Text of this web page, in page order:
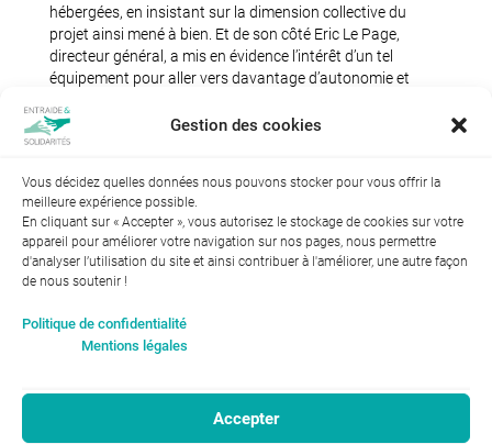
Gestion des cookies
Vous décidez quelles données nous pouvons stocker pour vous offrir la
meilleure expérience possible.
En cliquant sur « Accepter », vous autorisez le stockage de cookies sur votre
appareil pour améliorer votre navigation sur nos pages, nous permettre
d'analyser l’utilisation du site et ainsi contribuer à l'améliorer, une autre façon
de nous soutenir !
Politique de confidentialité
Mentions légales
Accepter
hébergées, en insistant sur la dimension collective du
projet ainsi mené à bien. Et de son côté Eric Le Page,
directeur général, a mis en évidence l’intérêt d’un tel
équipement pour aller vers davantage d’autonomie et
femmes : 94